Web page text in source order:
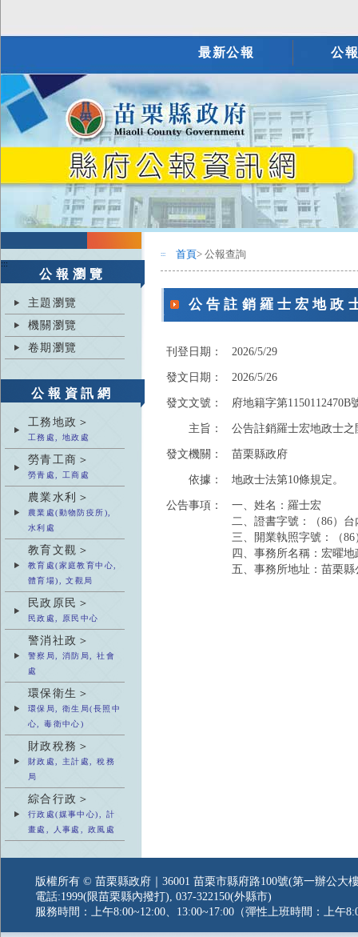
最新公報 公
:::
公報瀏覽
主題瀏覽
機關瀏覽
卷期瀏覽
公報資訊網
工務地政＞
工務處, 地政處
勞青工商＞
勞青處, 工商處
農業水利＞
農業處(動物防疫所),
水利處
教育文觀＞
教育處(家庭教育中心,
體育場), 文觀局
民政原民＞
民政處, 原民中心
警消社政＞
警察局, 消防局, 社會
處
環保衛生＞
環保局, 衛生局(長照中
心, 毒衛中心)
財政稅務＞
財政處, 主計處, 稅務
局
綜合行政＞
行政處(媒事中心), 計
畫處, 人事處, 政風處
::: 首頁> 公報查詢
公告註銷羅士宏地政
刊登日期：
2026/5/29
發文日期：
2026/5/26
發文文號：
府地籍字第1150112470B
主旨：
公告註銷羅士宏地政士之
發文機關：
苗栗縣政府
依據：
地政士法第10條規定。
公告事項：
一、姓名：羅士宏
二、證書字號：（86）台
三、開業執照字號：（
四、事務所名稱：宏曜
五、事務所地址：苗栗
版權所有 © 苗栗縣政府｜36001 苗栗市縣府路100號(第一辦公大
電話:1999(限苗栗縣內撥打), 037-322150(外縣市)
服務時間：上午8:00~12:00、13:00~17:00（彈性上班時間：上午